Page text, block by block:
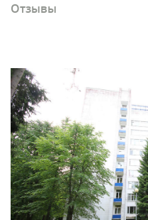
Отзывы